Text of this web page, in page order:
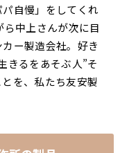
自慢」をしてくれ
中上さんが次に目
ー製造会社。好き
きるをあそぶ人”そ
を、私たち友安製